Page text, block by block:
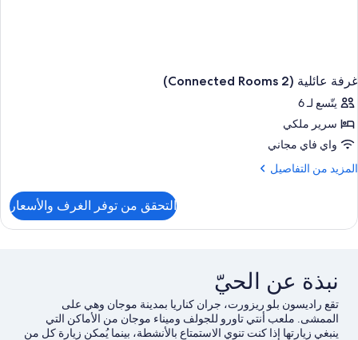
غرفة عائلية (2 Connected Rooms)
يتّسع لـ 6
سرير ملكي
واي فاي مجاني
المزيد من التفاصيل
المزيد
غرفة
Rooms)
التحقق من توفر الغرف والأسعار
نبذة عن الحيّ
تقع راديسون بلو ريزورت، جران كناريا بمدينة موجان وهي على
الممشى. ملعب أنتي تاورو للجولف وميناء موجان من الأماكن التي
ينبغي زيارتها إذا كنت تنوي الاستمتاع بالأنشطة، بينما يُمكن زيارة كل من